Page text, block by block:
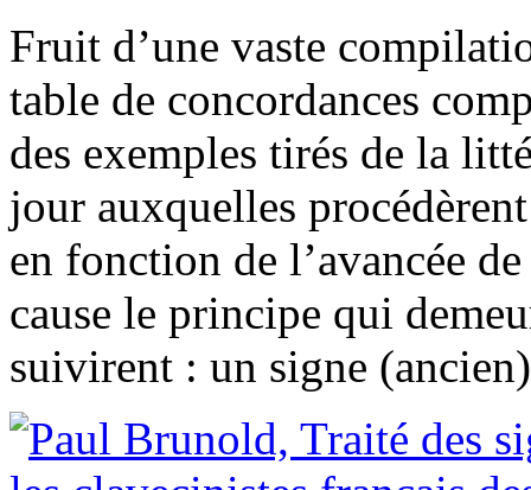
Fruit d’une vaste
table de concordances
des exemples tirés de la
jour auxquelles
en fonction de l’avancée
cause le principe qui
suivirent : un signe